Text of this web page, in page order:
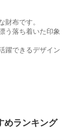
財布です。
う落ち着いた印象
躍できるデザイン
めランキング